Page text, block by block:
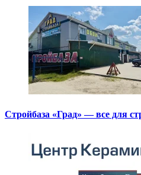
Стройбаза «Град» — все для